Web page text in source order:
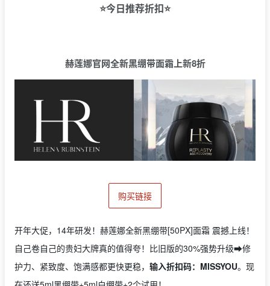
⭐今日推荐折扣⭐
赫莲娜官网全新黑绷带面霜上新8折
购买链接
开年大促，14年研发！赫莲娜全新黑绷带[50PX]面霜 震撼上线！
自己卷自己的贵妇大牌真的值得夸！比旧版的30%强势升级➡️修
护力、紧致度、饱满感都更快更稳， 输入折扣码：MISSYOU。现